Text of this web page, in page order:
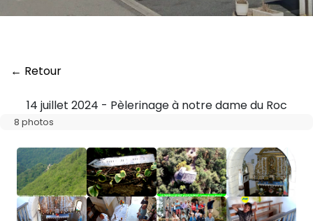
← Retour
14 juillet 2024 - Pèlerinage à notre dame du Roc
8 photos